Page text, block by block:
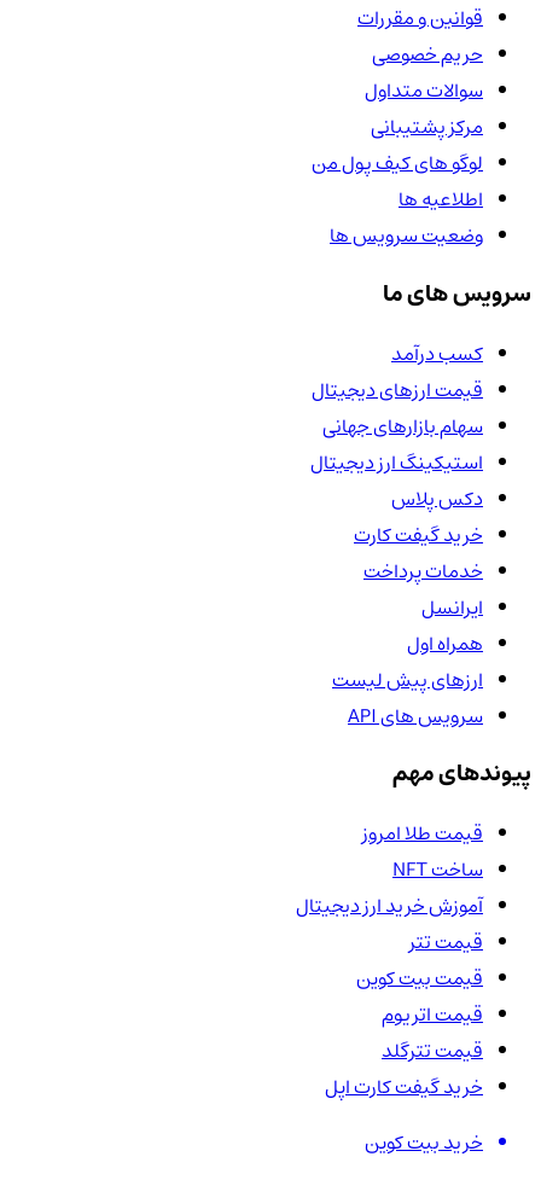
قوانین و مقررات
حریم خصوصی
سوالات متداول
مرکز پشتیبانی
لوگو های کیف پول من
اطلاعیه ها
وضعیت سرویس ها
سرویس های ما
کسب درآمد
قیمت ارزهای دیجیتال
سهام بازارهای جهانی
استیکینگ ارز دیجیتال
دکس پلاس
خرید گیفت کارت
خدمات پرداخت
ایرانسل
همراه اول
ارزهای پیش لیست
سرویس های API
پیوندهای مهم
قیمت طلا امروز
ساخت NFT
آموزش خرید ارز دیجیتال
قیمت تتر
قیمت بیت کوین
قیمت اتریوم
قیمت تترگلد
خرید گیفت کارت اپل
خرید بیت کوین